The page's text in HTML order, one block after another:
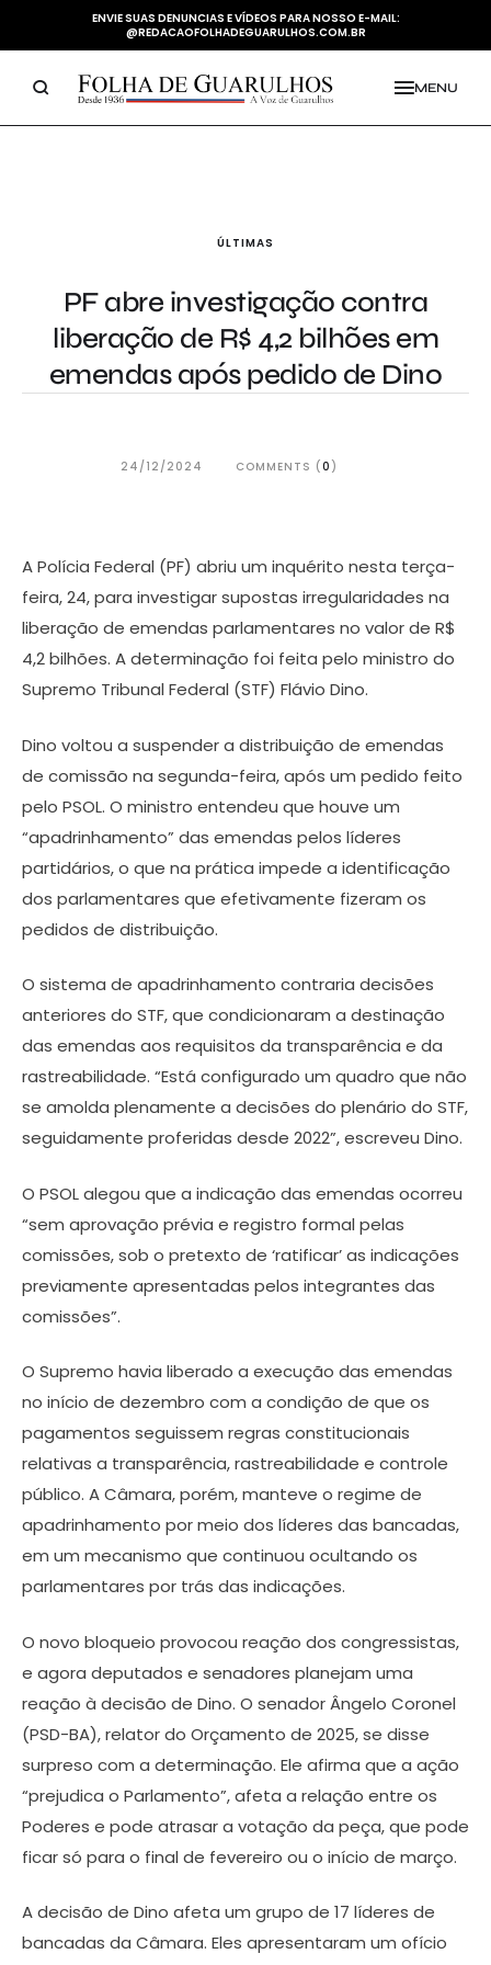
ENVIE SUAS DENUNCIAS E VÍDEOS PARA NOSSO E-MAIL:
@REDACAOFOLHADEGUARULHOS.COM.BR
MENU
ÚLTIMAS
PF abre investigação contra
liberação de R$ 4,2 bilhões em
emendas após pedido de Dino
24/12/2024 COMMENTS (0 )
A Polícia Federal (PF) abriu um inquérito nesta terça-
feira, 24, para investigar supostas irregularidades na
liberação de emendas parlamentares no valor de R$
4,2 bilhões. A determinação foi feita pelo ministro do
Supremo Tribunal Federal (STF) Flávio Dino.
Dino voltou a suspender a distribuição de emendas
de comissão na segunda-feira, após um pedido feito
pelo PSOL. O ministro entendeu que houve um
“apadrinhamento” das emendas pelos líderes
partidários, o que na prática impede a identificação
dos parlamentares que efetivamente fizeram os
pedidos de distribuição.
O sistema de apadrinhamento contraria decisões
anteriores do STF, que condicionaram a destinação
das emendas aos requisitos da transparência e da
rastreabilidade. “Está configurado um quadro que não
se amolda plenamente a decisões do plenário do STF,
seguidamente proferidas desde 2022”, escreveu Dino.
O PSOL alegou que a indicação das emendas ocorreu
“sem aprovação prévia e registro formal pelas
comissões, sob o pretexto de ‘ratificar’ as indicações
previamente apresentadas pelos integrantes das
comissões”.
O Supremo havia liberado a execução das emendas
no início de dezembro com a condição de que os
pagamentos seguissem regras constitucionais
relativas a transparência, rastreabilidade e controle
público. A Câmara, porém, manteve o regime de
apadrinhamento por meio dos líderes das bancadas,
em um mecanismo que continuou ocultando os
parlamentares por trás das indicações.
O novo bloqueio provocou reação dos congressistas,
e agora deputados e senadores planejam uma
reação à decisão de Dino. O senador Ângelo Coronel
(PSD-BA), relator do Orçamento de 2025, se disse
surpreso com a determinação. Ele afirma que a ação
“prejudica o Parlamento”, afeta a relação entre os
Poderes e pode atrasar a votação da peça, que pode
ficar só para o final de fevereiro ou o início de março.
A decisão de Dino afeta um grupo de 17 líderes de
bancadas da Câmara. Eles apresentaram um ofício